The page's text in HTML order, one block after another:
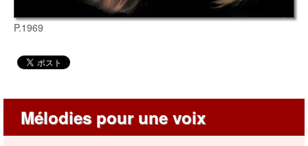
P.1969
Mélodies pour une voix